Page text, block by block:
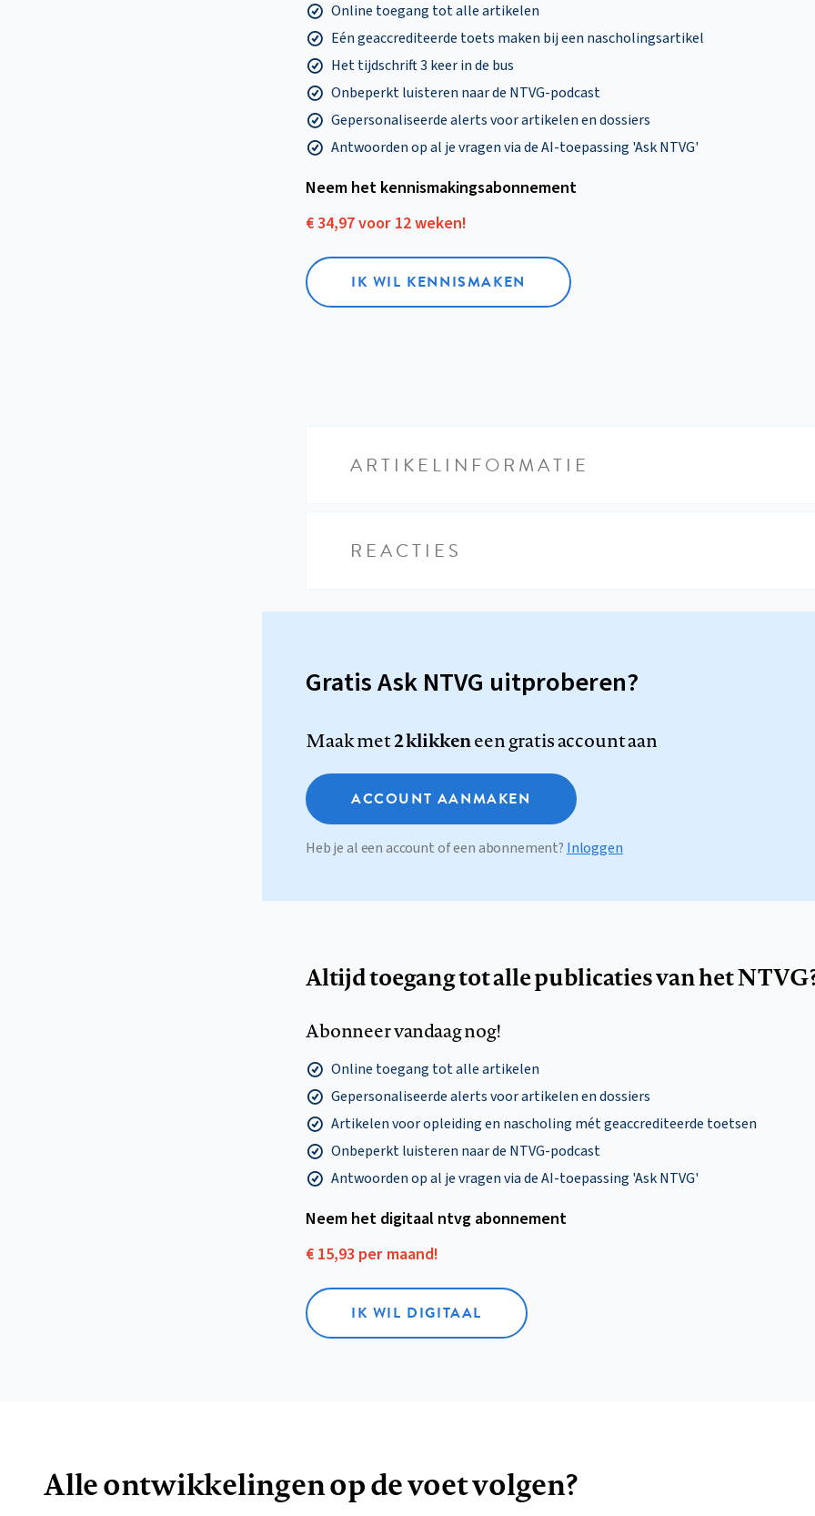
Online toegang tot alle artikelen
Eén geaccrediteerde toets maken bij een nascholingsartikel
Het tijdschrift 3 keer in de bus
Onbeperkt luisteren naar de NTVG-podcast
Gepersonaliseerde alerts voor artikelen en dossiers
Antwoorden op al je vragen via de AI-toepassing 'Ask NTVG'
Neem het kennismakings­abonnement
€ 34,97 voor 12 weken!
IK WIL KENNISMAKEN
ARTIKELINFORMATIE
REACTIES
Gratis Ask NTVG uitproberen?
Maak met2 klikkeneen gratis account aan
ACCOUNT AANMAKEN
Heb je al een account of een abonnement? Inloggen
Altijd toegang tot alle publicaties van het
Abonneer vandaag nog!
Online toegang tot alle artikelen
Gepersonaliseerde alerts voor artikelen en dossiers
Artikelen voor opleiding en nascholing mét geaccrediteerde toetsen
Onbeperkt luisteren naar de NTVG-podcast
Antwoorden op al je vragen via de AI-toepassing 'Ask NTVG'
Neem het digitaal ntvg abonnement
€ 15,93 per maand!
IK WIL DIGITAAL
Alle ontwikkelingen op de voet volgen?